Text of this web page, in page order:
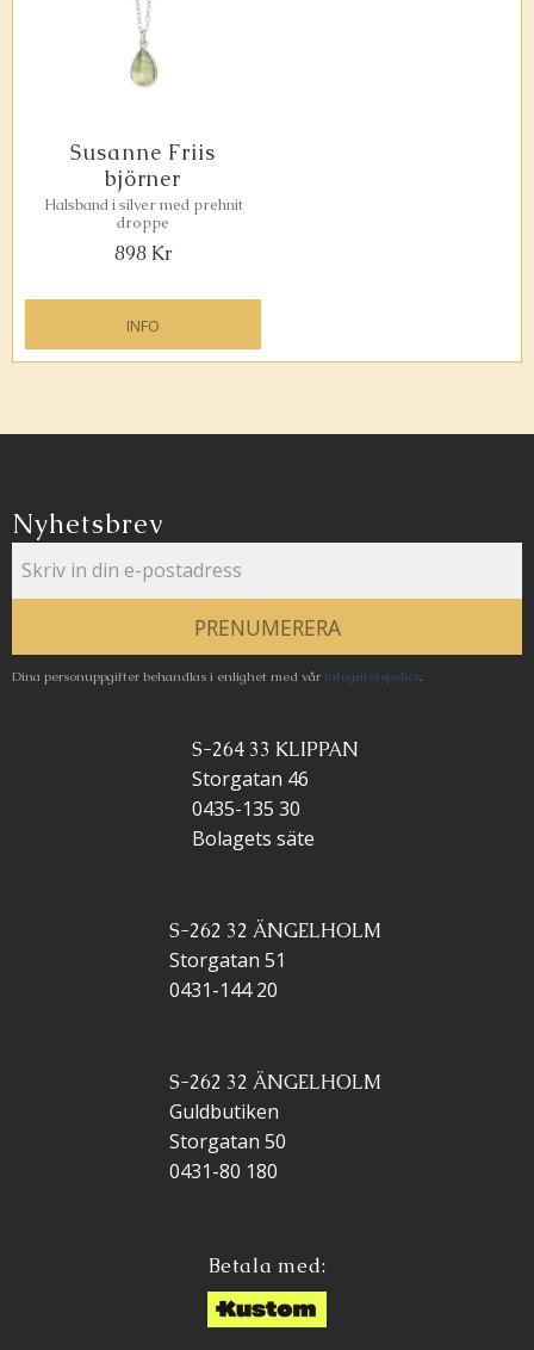
Susanne Friis
björner
Halsband i silver med prehnit
droppe
898 Kr
INFO
Nyhetsbrev
PRENUMERERA
Dina personuppgifter behandlas i enlighet med vår integritetspolicy.
S-264 33 KLIPPAN
Storgatan 46
0435-135 30
Bolagets säte
S-262 32 ÄNGELHOLM
Storgatan 51
0431-144 20
S-262 32 ÄNGELHOLM
Guldbutiken
Storgatan 50
0431-80 180
Betala med: